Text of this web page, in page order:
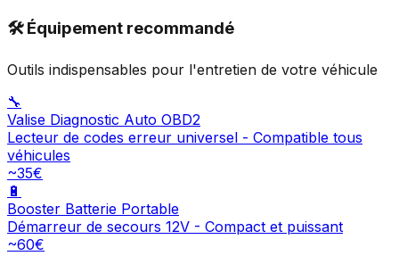
🛠️ Équipement recommandé
Outils indispensables pour l'entretien de votre véhicule
🔧
Valise Diagnostic Auto OBD2
Lecteur de codes erreur universel - Compatible tous
véhicules
~35€
🔋
Booster Batterie Portable
Démarreur de secours 12V - Compact et puissant
~60€